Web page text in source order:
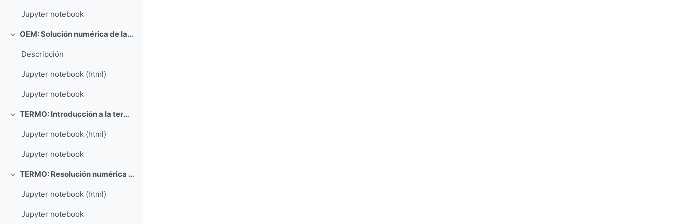
Jupyter notebook
Colapsar OEM: Solución numérica de las ecuaciones de Maxwell: el método FDTD
Descripción
Jupyter notebook (html)
Jupyter notebook
Colapsar TERMO: Introducción a la termodinámica técnica con PyroMat
Jupyter notebook (html)
Jupyter notebook
Colapsar TERMO: Resolución numérica de la ecuación del calor
Jupyter notebook (html)
Jupyter notebook